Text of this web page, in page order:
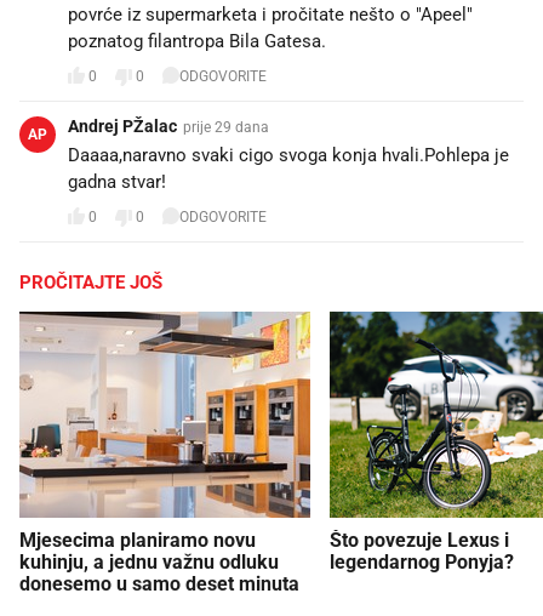
povrće iz supermarketa i pročitate nešto o "Apeel"
poznatog filantropa Bila Gatesa.
0 0 ODGOVORITE
AP Andrej PŽalac prije 29 dana
Daaaa,naravno svaki cigo svoga konja hvali.Pohlepa je
gadna stvar!
0 0 ODGOVORITE
PROČITAJTE JOŠ
Mjesecima planiramo novu
kuhinju, a jednu važnu odluku
donesemo u samo deset minuta
Što povezuje Lexus i
legendarnog Ponyja?